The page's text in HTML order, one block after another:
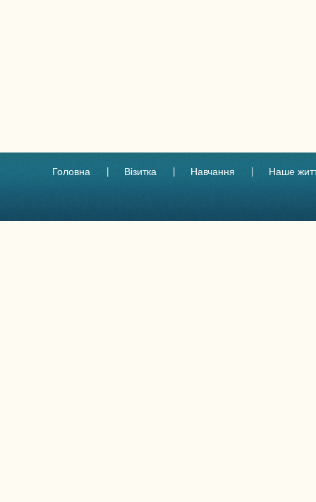
Головна Візитка Навчання Наше